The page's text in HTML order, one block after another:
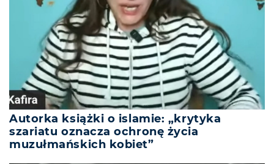
Autorka książki o islamie: „krytyka
szariatu oznacza ochronę życia
muzułmańskich kobiet”